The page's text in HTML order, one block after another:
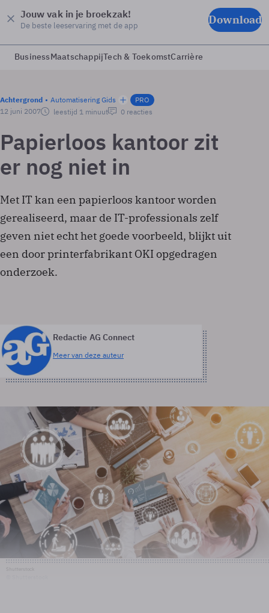
Jouw vak in je broekzak!
De beste leeservaring met de app Download
BusinessMaatschappijTech & ToekomstCarrière
Achtergrond Automatisering Gids
PRO
12 juni 2007
leestijd 1 minuut 0 reacties
Papierloos kantoor zit
er nog niet in
Met IT kan een papierloos kantoor worden
gerealiseerd, maar de IT-professionals zelf
geven niet echt het goede voorbeeld, blijkt uit
een door printerfabrikant OKI opgedragen
onderzoek.
Redactie AG Connect
Meer van deze auteur